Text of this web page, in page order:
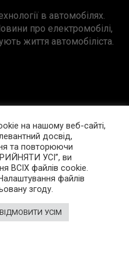
в автомобілях.
про електромобілі,
життя автомобіліста.
на нашому веб-сайті,
досвід,
та повторюючи
УСІ”, ви
ВСІХ файлів cookie.
файлів
згоду.
ВІДМОВИТИ УСІМ